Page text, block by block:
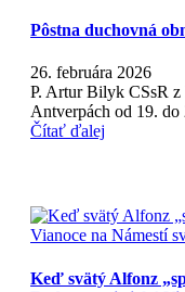
Pôstna duchovná
26. februára 2026
P. Artur Bilyk CSsR
Antverpách od 19.
Čítať ďalej
Keď svätý Alfonz